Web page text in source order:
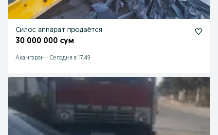
Силос аппарат продаётся
30 000 000 сум
Ахангаран - Сегодня в 17:49